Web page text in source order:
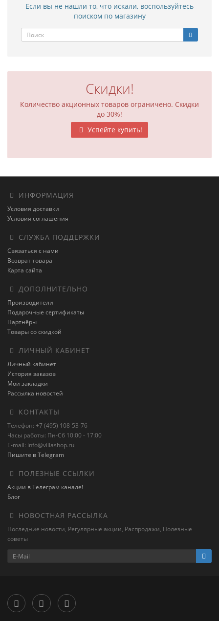
Если вы не нашли то, что искали, воспользуйтесь
поиском по магазину
Скидки!
Количество акционных товаров ограничено. Скидки
до 30%!
Успейте купить!
ИНФОРМАЦИЯ
Условия доставки
Условия соглашения
СЛУЖБА ПОДДЕРЖКИ
Связаться с нами
Возврат товара
Карта сайта
ДОПОЛНИТЕЛЬНО
Производители
Подарочные сертификаты
Партнёры
Товары со скидкой
ЛИЧНЫЙ КАБИНЕТ
Личный кабинет
История заказов
Мои закладки
Рассылка новостей
КОНТАКТЫ
Телефон: +7 (495) 108-53-76
Часы работы: Пн-Сб 10:00 - 17:00
E-mail: info@villashop.ru
Пишите в Telegram
ПОЛЕЗНЫЕ ССЫЛКИ
Акции в Телеграм канале!
Блог
НОВОСТНАЯ РАССЫЛКА
Последние новости, Регулярные акции, Распродажи, Полезные
советы